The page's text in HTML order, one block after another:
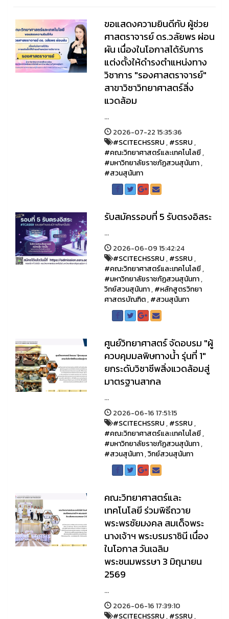
ขอแสดงความยินดีกับ ผู้ช่วย
ศาสตราจารย์ ดร.วลัยพร ผ่อน
ผัน เนื่องในโอกาสได้รับการ
แต่งตั้งให้ดำรงตำแหน่งทาง
วิชาการ "รองศาสตราจารย์"
สาขาวิชาวิทยาศาสตร์สิ่ง
แวดล้อม
...
2026-07-22 15:35:36
#SCITECHSSRU,#SSRU,
#คณะวิทยาศาสตร์และเทคโนโลยี,
#มหาวิทยาลัยราชภัฏสวนสุนันทา,
#สวนสุนันทา
รับสมัครรอบที่ 5 รับตรงอิสระ
...
2026-06-09 15:42:24
#SCITECHSSRU,#SSRU,
#คณะวิทยาศาสตร์และเทคโนโลยี,
#มหาวิทยาลัยราชภัฏสวนสุนันทา,
วิทย์สวนสุนันทา,#หลักสูตรวิทยา
ศาสตรบัณฑิต,#สวนสุนันทา
ศูนย์วิทยาศาสตร์ จัดอบรม "ผู้
ควบคุมมลพิษทางน้ำ รุ่นที่ 1"
ยกระดับวิชาชีพสิ่งแวดล้อมสู่
มาตรฐานสากล
...
2026-06-16 17:51:15
#SCITECHSSRU,#SSRU,
#คณะวิทยาศาสตร์และเทคโนโลยี,
#มหาวิทยาลัยราชภัฏสวนสุนันทา,
#สวนสุนันทา,วิทย์สวนสุนันทา
คณะวิทยาศาสตร์และ
เทคโนโลยี ร่วมพิธีถวาย
พระพรชัยมงคล สมเด็จพระ
นางเจ้าฯ พระบรมราชินี เนื่อง
ในโอกาส วันเฉลิม
พระชนมพรรษา 3 มิถุนายน
2569
...
2026-06-16 17:39:10
#SCITECHSSRU,#SSRU,